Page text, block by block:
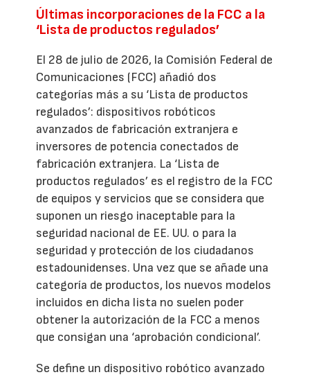
Últimas incorporaciones de la FCC a la
‘Lista de productos regulados’
El 28 de julio de 2026, la Comisión Federal de
Comunicaciones (FCC) añadió dos
categorías más a su ‘Lista de productos
regulados’: dispositivos robóticos
avanzados de fabricación extranjera e
inversores de potencia conectados de
fabricación extranjera. La ‘Lista de
productos regulados’ es el registro de la FCC
de equipos y servicios que se considera que
suponen un riesgo inaceptable para la
seguridad nacional de EE. UU. o para la
seguridad y protección de los ciudadanos
estadounidenses. Una vez que se añade una
categoría de productos, los nuevos modelos
incluidos en dicha lista no suelen poder
obtener la autorización de la FCC a menos
que consigan una ‘aprobación condicional’.
Se define un dispositivo robótico avanzado